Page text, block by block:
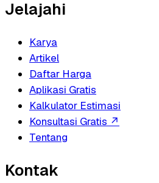
Jelajahi
Karya
Artikel
Daftar Harga
Aplikasi Gratis
Kalkulator Estimasi
Konsultasi Gratis ↗
Tentang
Kontak